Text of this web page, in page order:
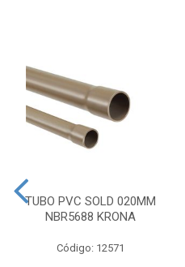
TUBO PVC SOLD 020MM
NBR5688 KRONA
Código: 12571